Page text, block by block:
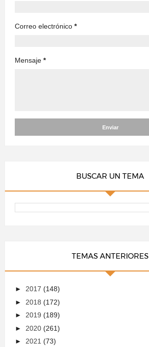
Correo electrónico *
Mensaje *
BUSCAR UN TEMA
TEMAS ANTERIORES
► 2017 (148)
► 2018 (172)
► 2019 (189)
► 2020 (261)
► 2021 (73)